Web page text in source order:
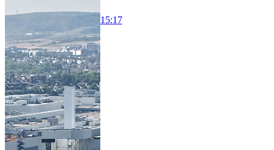
15:17